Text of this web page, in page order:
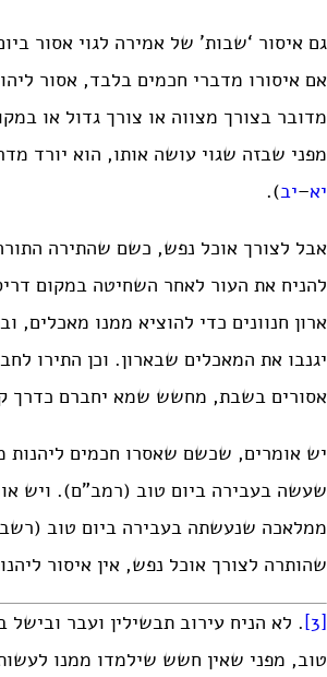
גם איסור ‘שבות’ של אמירה לגוי אסור
אם איסורו מדברי חכמים בלבד, אסור
מדובר בצורך מצווה או צורך גדול או
מפני שבזה שגוי עושה אותו, הוא יורד
יא–יב).
אבל לצורך אוכל נפש, כשם שהתירה
להניח את העור לאחר השחיטה במקום
ארון חנוונים כדי להוציא ממנו
יגנבו את המאכלים שבארון. וכן התירו
אסורים בשבת, מחשש שמא יחברם כדרך
יש אומרים, שכשם שאסרו חכמים
שעשה בעבירה ביום טוב (רמב”ם). ויש
ממלאכה שנעשתה בעבירה ביום טוב
שהותרה לצורך אוכל נפש, אין איסור
[3]
. לא הניח עירוב תבשילין ועבר
טוב, מפני שאין חשש שילמדו ממנו